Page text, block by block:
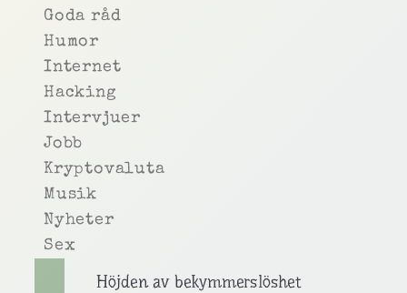
Goda råd
Humor
Internet
Hacking
Intervjuer
Jobb
Kryptovaluta
Musik
Nyheter
Sex
Höjden av bekymmerslöshet